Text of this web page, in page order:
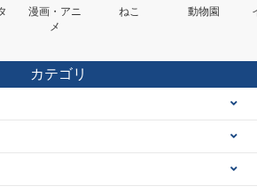
漫画・アニ
メ
ねこ 動物園
カテゴリ